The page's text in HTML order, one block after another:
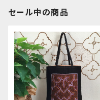
セール中の商品